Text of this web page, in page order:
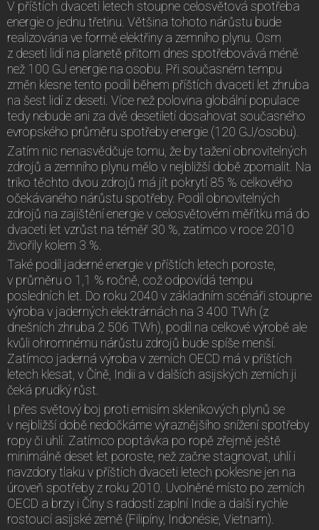
V příštích dvaceti letech stoupne celosvětová spotřeba
energie o jednu třetinu. Většina tohoto nárůstu bude
realizována ve formě elektřiny a zemního plynu. Osm
z deseti lidí na planetě přitom dnes spotřebovává méně
než 100 GJ energie na osobu. Při současném tempu
změn klesne tento podíl během příštích dvaceti let zhruba
na šest lidí z deseti. Více než polovina globální populace
tedy nebude ani za dvě desetiletí dosahovat současného
evropského průměru spotřeby energie (120 GJ/osobu).
Zatím nic nenasvědčuje tomu, že by tažení obnovitelných
zdrojů a zemního plynu mělo v nejbližší době zpomalit. Na
triko těchto dvou zdrojů má jít pokrytí 85 % celkového
očekávaného nárůstu spotřeby. Podíl obnovitelných
zdrojů na zajištění energie v celosvětovém měřítku má do
dvaceti let vzrůst na téměř 30 %, zatímco v roce 2010
živořily kolem 3 %.
Také podíl jaderné energie v příštích letech poroste,
v průměru o 1,1 % ročně, což odpovídá tempu
posledních let. Do roku 2040 v základním scénáři stoupne
výroba v jaderných elektrárnách na 3 400 TWh (z
dnešních zhruba 2 506 TWh), podíl na celkové výrobě ale
kvůli ohromnému nárůstu zdrojů bude spíše menší.
Zatímco jaderná výroba v zemích OECD má v příštích
letech klesat, v Číně, Indii a v dalších asijských zemích ji
čeká prudký růst.
I přes světový boj proti emisím skleníkových plynů se
v nejbližší době nedočkáme výraznějšího snížení spotřeby
ropy či uhlí. Zatímco poptávka po ropě zřejmě ještě
minimálně deset let poroste, než začne stagnovat, uhlí i
navzdory tlaku v příštích dvaceti letech poklesne jen na
úroveň spotřeby z roku 2010. Uvolněné místo po zemích
OECD a brzy i Číny s radostí zaplní Indie a další rychle
rostoucí asijské země (Filipíny, Indonésie, Vietnam).